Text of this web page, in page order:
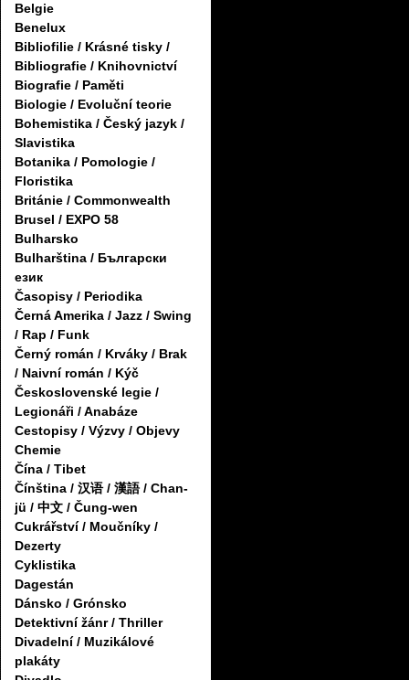
Belgie
Benelux
Bibliofilie / Krásné tisky /
Bibliografie / Knihovnictví
Biografie / Paměti
Biologie / Evoluční teorie
Bohemistika / Český jazyk /
Slavistika
Botanika / Pomologie /
Floristika
Británie / Commonwealth
Brusel / EXPO 58
Bulharsko
Bulharština / Български
език
Časopisy / Periodika
Černá Amerika / Jazz / Swing
/ Rap / Funk
Černý román / Krváky / Brak
/ Naivní román / Kýč
Československé legie /
Legionáři / Anabáze
Cestopisy / Výzvy / Objevy
Chemie
Čína / Tibet
Čínština / 汉语 / 漢語 / Chan-
jü / 中文 / Čung-wen
Cukrářství / Moučníky /
Dezerty
Cyklistika
Dagestán
Dánsko / Grónsko
Detektivní žánr / Thriller
Divadelní / Muzikálové
plakáty